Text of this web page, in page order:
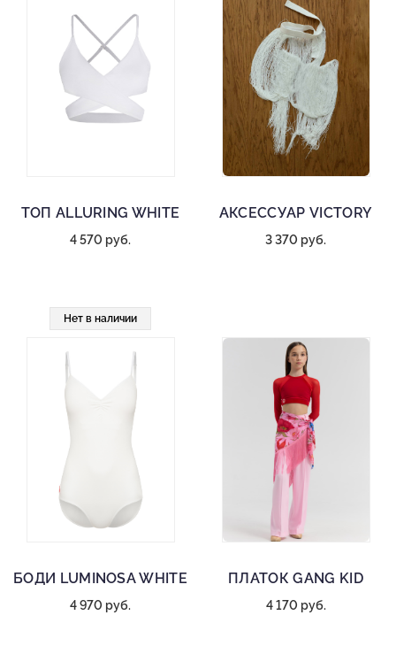
ТОП ALLURING WHITE
4 570 руб.
Нет в наличии
АКСЕССУАР VICTORY
3 370 руб.
БОДИ LUMINOSA WHITE
4 970 руб.
ПЛАТОК GANG KID
4 170 руб.